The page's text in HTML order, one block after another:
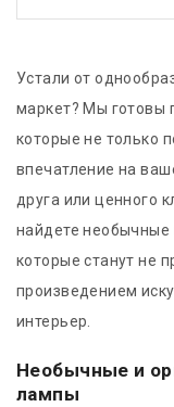
Устали от
маркет? Мы готовы
которые не только
впечатление на
друга или ценного
найдете необычные
которые станут не
произведением
интерьер.
Необычные и
лампы